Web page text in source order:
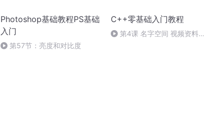
Photoshop基础教程PS基础
入门
第57节：亮度和对比度
C++零基础入门教程
第4课 名字空间 视频资料共